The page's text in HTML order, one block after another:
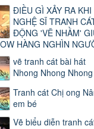
ĐIỀU GÌ XẢY RA KHI
NGHỆ SĨ TRANH
ĐỘNG 'VẼ NHẦM'
HÀNG NGHÌN
vẽ tranh cát bài hát
Nhong Nhong Nhong
Tranh cát Chị ong
em bé
Vẽ biểu diễn tranh